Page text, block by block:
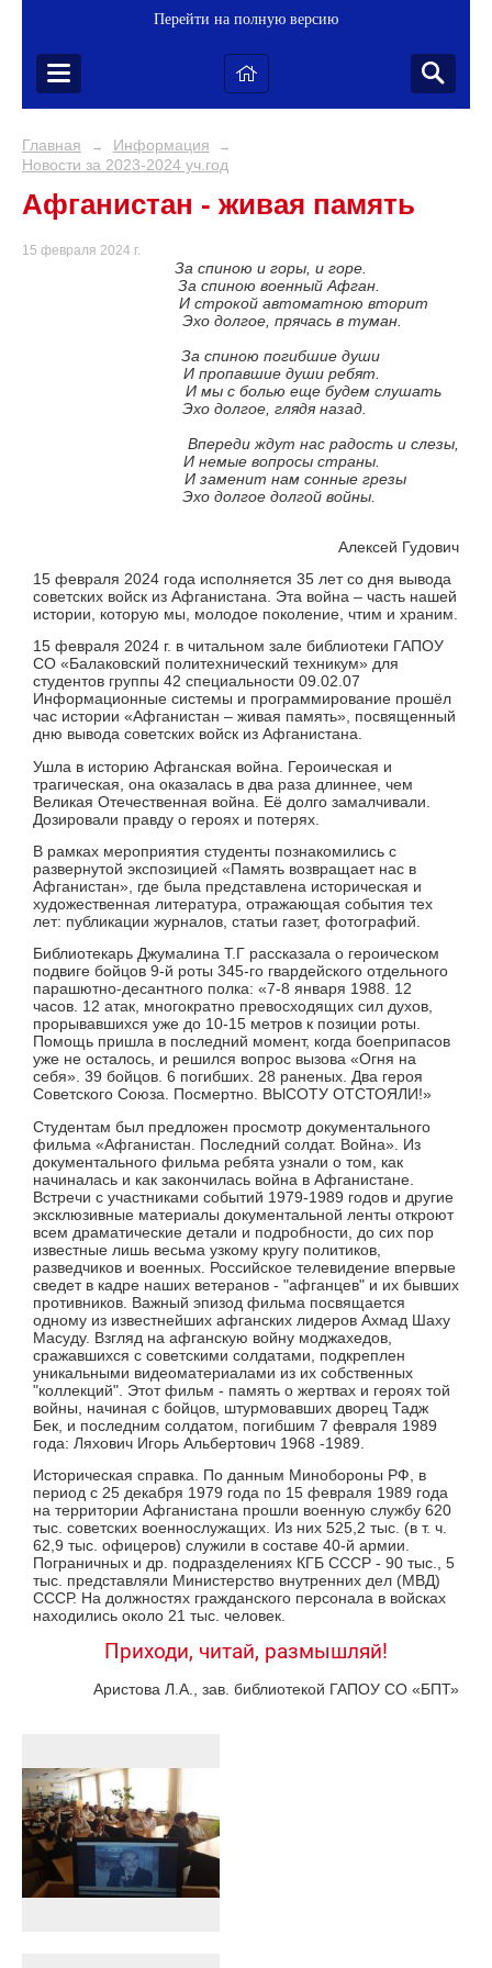
Перейти на полную версию
Главная → Информация →
Новости за 2023-2024 уч.год
Афганистан - живая память
15 февраля 2024 г.
За спиною и горы, и горе.
За спиною военный Афган.
И строкой автоматною вторит
Эхо долгое, прячась в туман.
За спиною погибшие души
И пропавшие души ребят.
И мы с болью еще будем слушать
Эхо долгое, глядя назад.
Впереди ждут нас радость и слезы,
И немые вопросы страны.
И заменит нам сонные грезы
Эхо долгое долгой войны.
Алексей Гудович
15 февраля 2024 года исполняется 35 лет со дня вывода
советских войск из Афганистана. Эта война – часть нашей
истории, которую мы, молодое поколение, чтим и храним.
15 февраля 2024 г. в читальном зале библиотеки ГАПОУ
СО «Балаковский политехнический техникум» для
студентов группы 42 специальности 09.02.07
Информационные системы и программирование прошёл
час истории «Афганистан – живая память», посвященный
дню вывода советских войск из Афганистана.
Ушла в историю Афганская война. Героическая и
трагическая, она оказалась в два раза длиннее, чем
Великая Отечественная война. Её долго замалчивали.
Дозировали правду о героях и потерях.
В рамках мероприятия студенты познакомились с
развернутой экспозицией «Память возвращает нас в
Афганистан», где была представлена историческая и
художественная литература, отражающая события тех
лет: публикации журналов, статьи газет, фотографий.
Библиотекарь Джумалина Т.Г рассказала о героическом
подвиге бойцов 9-й роты 345-го гвардейского отдельного
парашютно-десантного полка: «7-8 января 1988. 12
часов. 12 атак, многократно превосходящих сил духов,
прорывавшихся уже до 10-15 метров к позиции роты.
Помощь пришла в последний момент, когда боеприпасов
уже не осталось, и решился вопрос вызова «Огня на
себя». 39 бойцов. 6 погибших. 28 раненых. Два героя
Советского Союза. Посмертно. ВЫСОТУ ОТСТОЯЛИ!»
Студентам был предложен просмотр документального
фильма «Афганистан. Последний солдат. Война». Из
документального фильма ребята узнали о том, как
начиналась и как закончилась война в Афганистане.
Встречи с участниками событий 1979-1989 годов и другие
эксклюзивные материалы документальной ленты откроют
всем драматические детали и подробности, до сих пор
известные лишь весьма узкому кругу политиков,
разведчиков и военных. Российское телевидение впервые
сведет в кадре наших ветеранов - "афганцев" и их бывших
противников. Важный эпизод фильма посвящается
одному из известнейших афганских лидеров Ахмад Шаху
Масуду. Взгляд на афганскую войну моджахедов,
сражавшихся с советскими солдатами, подкреплен
уникальными видеоматериалами из их собственных
"коллекций". Этот фильм - память о жертвах и героях той
войны, начиная с бойцов, штурмовавших дворец Тадж
Бек, и последним солдатом, погибшим 7 февраля 1989
года: Ляхович Игорь Альбертович 1968 -1989.
Историческая справка. По данным Минобороны РФ, в
период с 25 декабря 1979 года по 15 февраля 1989 года
на территории Афганистана прошли военную службу 620
тыс. советских военнослужащих. Из них 525,2 тыс. (в т. ч.
62,9 тыс. офицеров) служили в составе 40-й армии.
Пограничных и др. подразделениях КГБ СССР - 90 тыс., 5
тыс. представляли Министерство внутренних дел (МВД)
СССР. На должностях гражданского персонала в войсках
находились около 21 тыс. человек.
Приходи, читай, размышляй!
Аристова Л.А., зав. библиотекой ГАПОУ СО «БПТ»